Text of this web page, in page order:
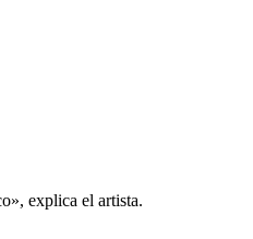
explica el artista.